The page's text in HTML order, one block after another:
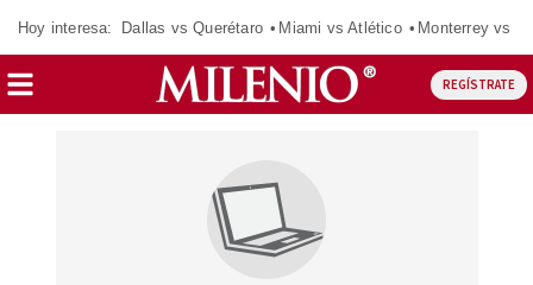
Hoy interesa: Dallas vs Querétaro Miami vs Atlético Monterrey vs
REGÍSTRATE